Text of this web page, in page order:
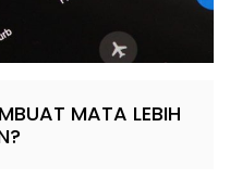
MATA LEBIH